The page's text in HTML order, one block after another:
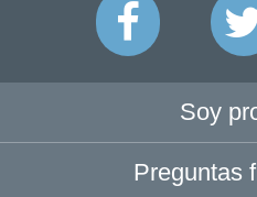
Soy
Preguntas